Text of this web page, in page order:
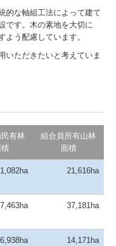
的な軸組工法によって建て
です。木の素地を大切に
よう配慮しています。
いただきたいと考えていま
有林
組合員所有山林
面積
21,616ha
37,181ha
14,171ha